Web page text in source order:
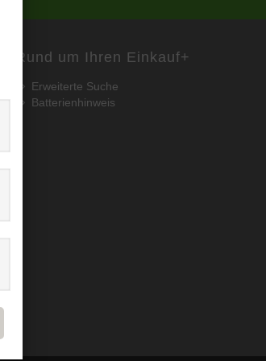
Rund um Ihren Einkauf+
Erweiterte Suche
Batterienhinweis